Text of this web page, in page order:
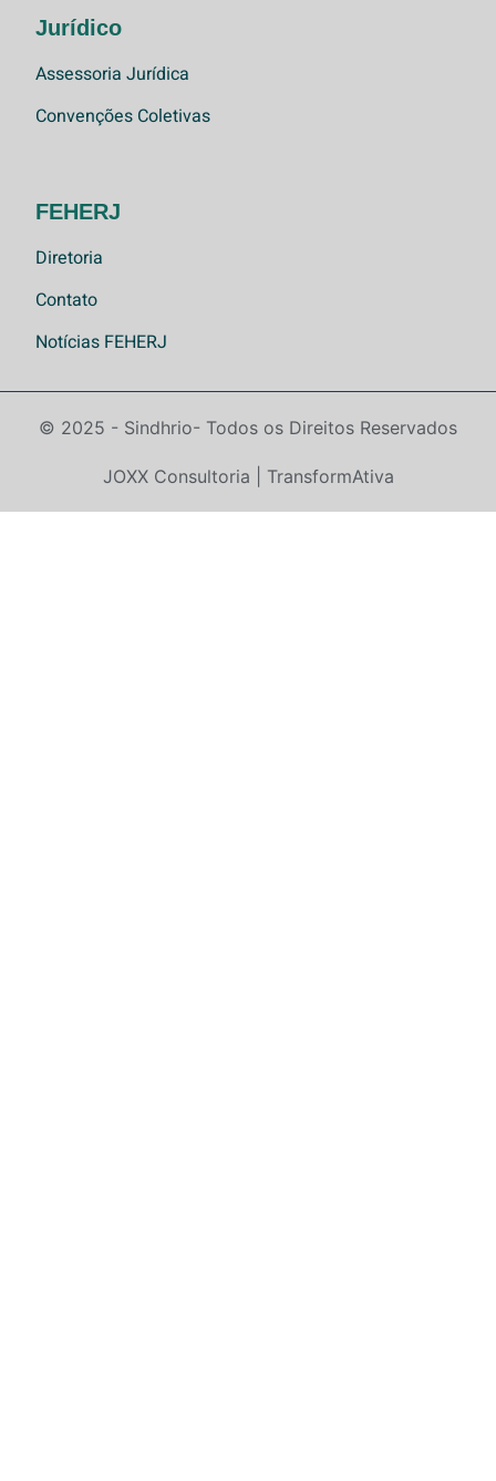
Jurídico
Assessoria Jurídica
Convenções Coletivas
FEHERJ
Diretoria
Contato
Notícias FEHERJ
© 2025 - Sindhrio- Todos os Direitos Reservados
JOXX Consultoria | TransformAtiva